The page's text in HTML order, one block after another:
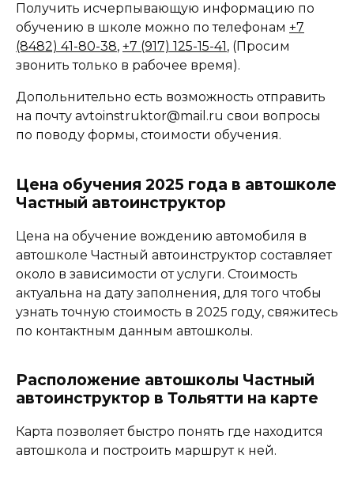
Получить исчерпывающую информацию по
обучению в школе можно по телефонам +7
(8482) 41-80-38, +7 (917) 125-15-41 , (Просим
звонить только в рабочее время).
Допольнительно есть возможность отправить
на почту avtoinstruktor@mail.ru свои вопросы
по поводу формы, стоимости обучения.
Цена обучения 2025 года в автошколе
Частный автоинструктор
Цена на обучение вождению автомобиля в
автошколе Частный автоинструктор составляет
около в зависимости от услуги. Стоимость
актуальна на дату заполнения, для того чтобы
узнать точную стоимость в 2025 году, свяжитесь
по контактным данным автошколы.
Расположение автошколы Частный
автоинструктор в Тольятти на карте
Карта позволяет быстро понять где находится
автошкола и построить маршрут к ней.